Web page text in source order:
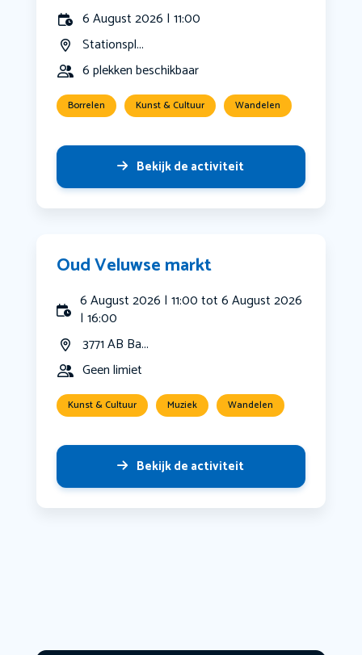
6 August 2026 | 11:00
Stationspl...
6 plekken beschikbaar
Borrelen Kunst & Cultuur Wandelen
Bekijk de activiteit
Oud Veluwse markt
6 August 2026 | 11:00 tot 6 August 2026
| 16:00
3771 AB Ba...
Geen limiet
Kunst & Cultuur Muziek Wandelen
Bekijk de activiteit